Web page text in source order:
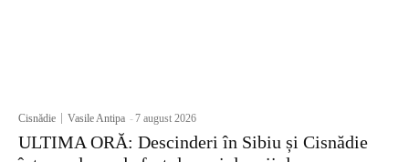
Cisnădie Vasile Antipa -7 august 2026
ULTIMA ORĂ: Descinderi în Sibiu și Cisnădie